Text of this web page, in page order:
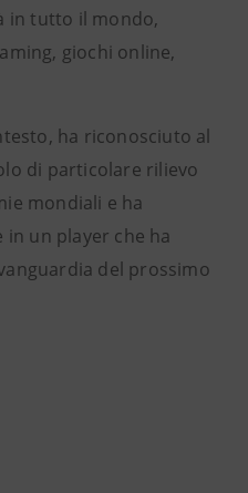
in tutto il mondo,
giochi online,
ha riconosciuto al
di particolare rilievo
mondiali e ha
un player che ha
del prossimo